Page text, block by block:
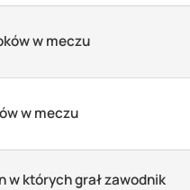
w meczu
w meczu
w których grał zawodnik